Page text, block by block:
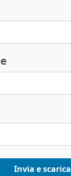
Invia e scarica